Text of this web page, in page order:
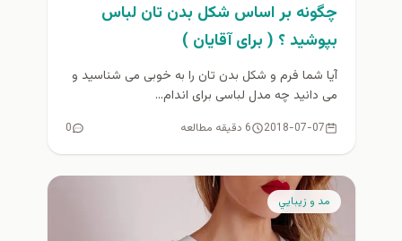
چگونه بر اساس شکل بدن تان لباس
بپوشید ؟ ( برای آقایان )
آیا شما فرم و شکل بدن تان را به خوبی می شناسید و
می دانید چه مدل لباسی برای اندام...
2018-07-07 6 دقیقه مطالعه 0
مد و زيبايي